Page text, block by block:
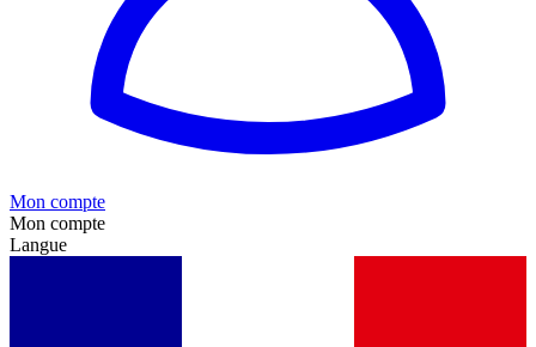
Mon compte
Mon compte
Langue